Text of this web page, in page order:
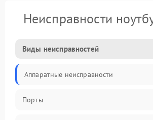
Неисправности
Виды неисправностей
Аппаратные неисправности
Порты